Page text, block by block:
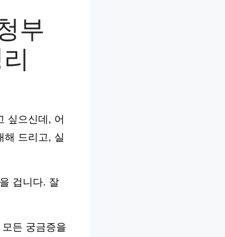
부
싶으신데, 어
해 드리고, 실
겁니다. 잘
든 궁금증을